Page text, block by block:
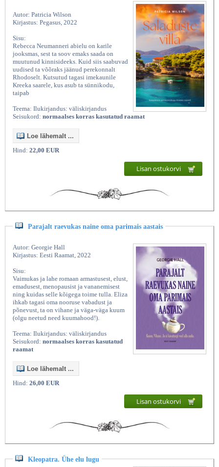
Autor: Patricia Wilson
Kirjastus: Pegasus, 2022
Sisu:
Rebecca Neumanneri abielu on karile
jooksmas, sest ta soov emaks saada on
muutunud kinnisideeks. Kuid siis saabuvad
uudised ta võõraks jäänud perekonnalt
Rhodoselt. Kutsutud tagasi imekaunile
Kreeka saarele, kus asub ta sünnikodu,
taipab
Teema: Ilukirjandus: väliskirjandus
Seisukord: normaalses korras kasutatud raamat
Loe lähemalt ...
Hind: 22,00 EUR
Lisan ostukorvi
Parajalt raevukas naine oma parimais aastais
Autor: Georgie Hall
Kirjastus: Eesti Raamat, 2022
Sisu:
Vaimukas ja lahe romaan armastusest, elust,
emadusest, menopausist ja vananemisest
ning kuidas selle kõigega toime tulla. Eliza
ihkab tagasi oma nooruse vabadust ja
põnevust, ta on vihane ja väga-väga kuum
(olgu neetud need kuumahood!).
Teema: Ilukirjandus: väliskirjandus
Seisukord: normaalses korras kasutatud
raamat
Loe lähemalt ...
Hind: 26,00 EUR
Lisan ostukorvi
Kleopatra. Ühe elu lugu